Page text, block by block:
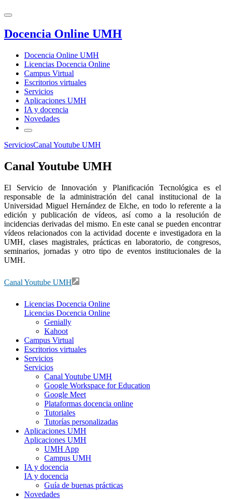
Docencia Online UMH
Docencia Online UMH
Licencias Docencia Online
Campus Virtual
Escritorios virtuales
Servicios
Aplicaciones UMH
IA y docencia
Novedades
ServiciosCanal Youtube UMH
Canal Youtube UMH
El Servicio de Innovación y Planificación Tecnológica es el
responsable de la administración del canal institucional de la
Universidad Miguel Hernández de Elche, en todo lo referente a la
edición y publicación de vídeos, así como a la resolución de
incidencias derivadas del mismo. En este canal se pueden encontrar
vídeos relacionados con la actividad docente e investigadora en la
UMH, clases magistrales, prácticas en laboratorio, de congresos,
seminarios, jornadas y otro tipo de eventos institucionales de la
UMH.
Canal Youtube UMH
Licencias Docencia Online
Licencias Docencia Online
Genially
Kahoot
Campus Virtual
Escritorios virtuales
Servicios
Servicios
Canal Youtube UMH
Google Workspace for Education
Google Meet
Plataformas docencia online
Tutoriales
Tutorías personalizadas
Aplicaciones UMH
Aplicaciones UMH
UMH App
Campus UMH
IA y docencia
IA y docencia
Guía de buenas prácticas
Novedades